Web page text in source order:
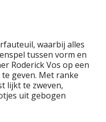
waarbij alles
tussen vorm en
Roderick Vos op een
geven. Met ranke
lijkt te zweven,
uit gebogen